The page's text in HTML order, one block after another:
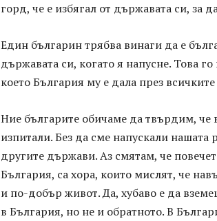
горд, че е избягал от държавата си, за
Един българин трябва винаги да е
държавата си, когато я напусне. Това
което България му е дала през
Ние българите обичаме да твърдим, че
изпитали. Без да сме напускали
другите държави. Аз смятам, че
България, са хора, които мислят, че
и по-добър живот. Да, хубаво е да
в България, но не и обратното. В